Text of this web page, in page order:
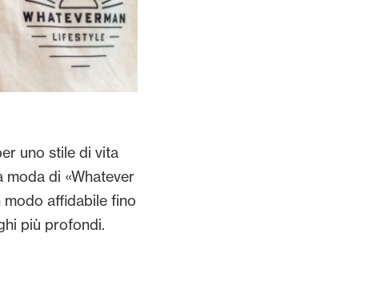
uno stile di vita
moda di «Whatever
modo affidabile fino
più profondi.